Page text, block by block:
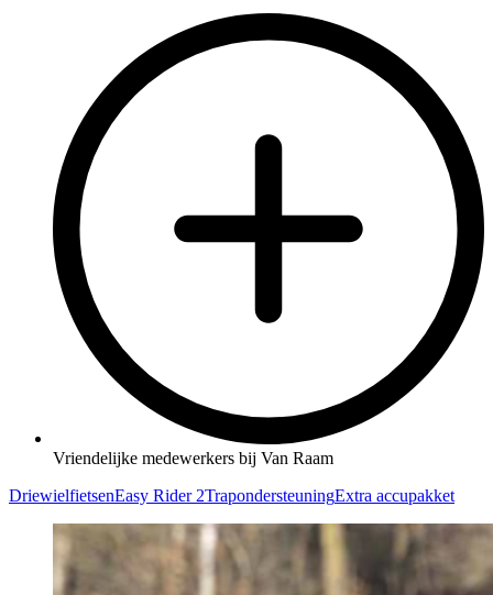
Vriendelijke medewerkers bij Van Raam
DriewielfietsenEasy Rider 2TrapondersteuningExtra accupakket